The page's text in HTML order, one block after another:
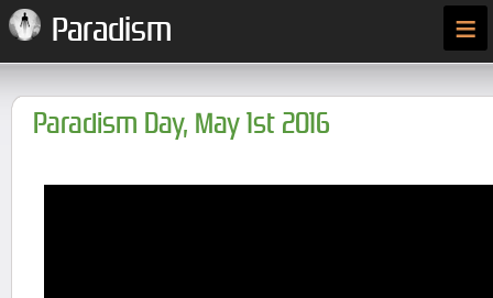
Paradism ≡
Paradism Day, May 1st 2016